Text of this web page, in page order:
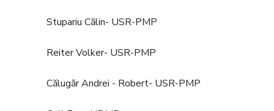
Stupariu Călin- USR-PMP
Reiter Volker- USR-PMP
Călugăr Andrei - Robert- USR-PMP